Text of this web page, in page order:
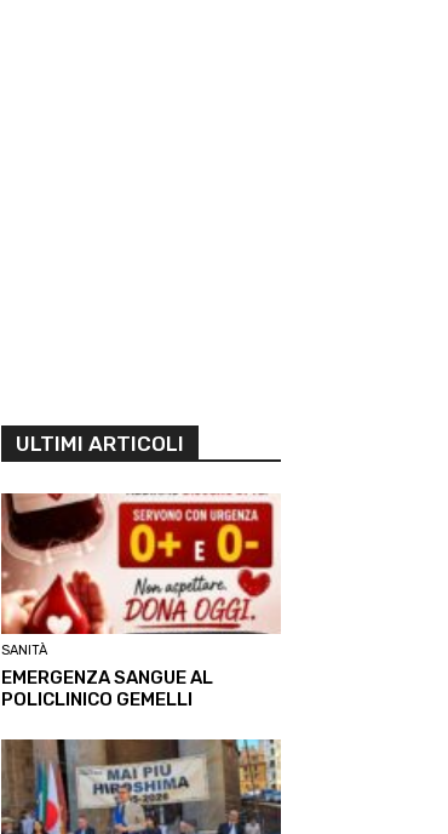
ULTIMI ARTICOLI
SANITÀ
EMERGENZA SANGUE AL
POLICLINICO GEMELLI